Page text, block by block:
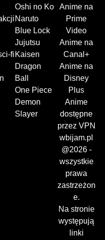
fi
Oshi no Ko
Naruto
Blue Lock
Jujutsu
Kaisen
Dragon
Ball
One Piece
Demon
Slayer
Anime na
Prime
Video
Anime na
Canal+
Anime na
Disney
Plus
Anime
dostępne
przez VPN
wbijam.pl
@2026 -
wszystkie
prawa
zastrzeżon
e.
Na stronie
występują
linki